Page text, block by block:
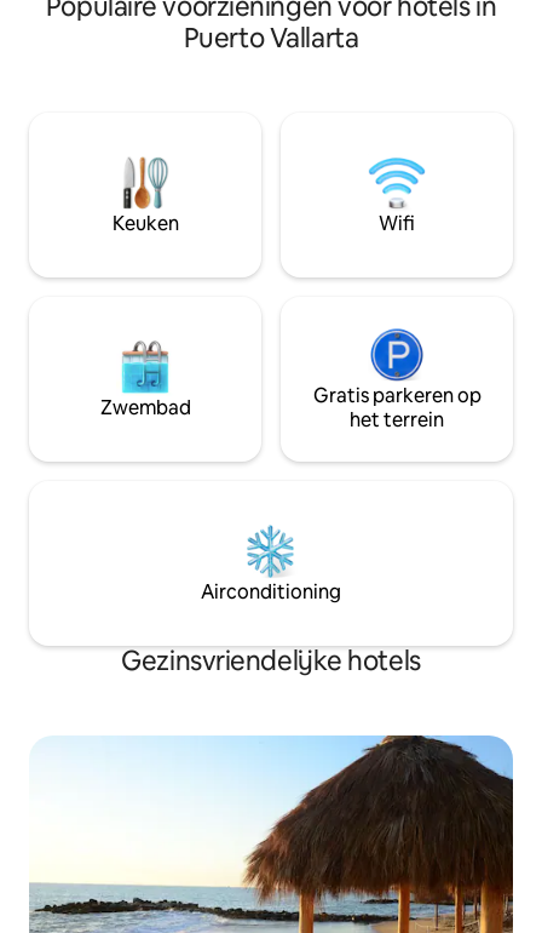
Oceaan.Geniet van elegante suites met
terrassen met uitzicht op de oceaan en
vind je natuurlijke wonderen,
botanische tuinen of tours om walvissen
te spotten. Perfect gelegen voor serene
luxe terwijl je dicht bij de levendige
magnetron en
beschikbaar in de
Mini-koelkasten $
aanvraag
Puerto Vallarta
Keuken Wifi
Zwembad
Gratis parkeren op
het terrein
Airconditioning
Gezinsvriendelijke hotels